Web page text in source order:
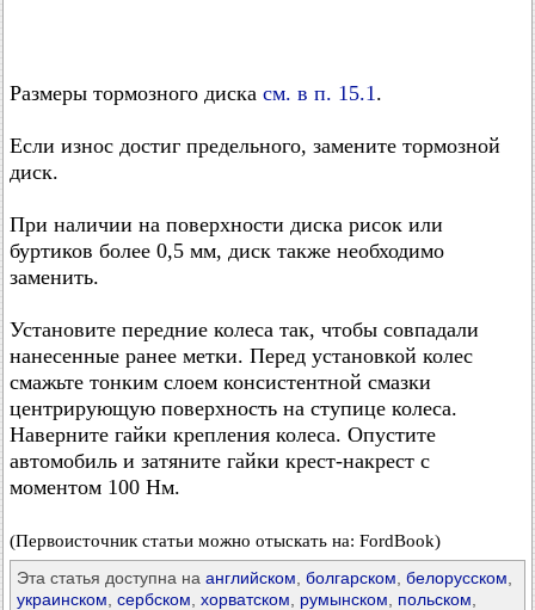
Размеры тормозного диска см. в п. 15.1.
Если износ достиг предельного, замените тормозной
диск.
При наличии на поверхности диска рисок или
буртиков более 0,5 мм, диск также необходимо
заменить.
Установите передние колеса так, чтобы совпадали
нанесенные ранее метки. Перед установкой колес
смажьте тонким слоем консистентной смазки
центрирующую поверхность на ступице колеса.
Наверните гайки крепления колеса. Опустите
автомобиль и затяните гайки крест-накрест с
моментом 100 Нм.
(Первоисточник статьи можно отыскать на: FordBook)
Эта статья доступна на английском болгарском белорусском
украинском сербском хорватском румынском польском